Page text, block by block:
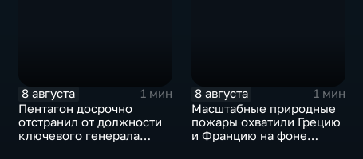
8 августа
1 мин
Пентагон досрочно
отстранил от должности
ключевого генерала
8 августа
1 мин
Масштабные природные
пожары охватили Грецию
и Францию на фоне